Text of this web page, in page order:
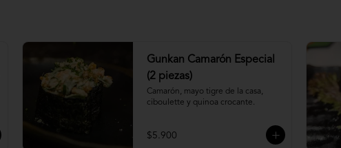
Gunkan Camarón Especial
(2 piezas)
Camarón, mayo tigre de la casa,
ciboulette y quinoa crocante.
$5.900